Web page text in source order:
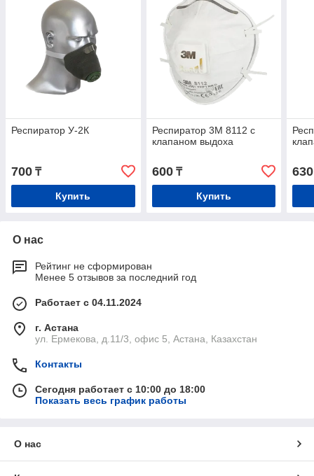
Респиратор У-2К
700 ₸
Купить
Респиратор 3М 8112 с
клапаном выдоха
600₸
Купить
630
О нас
Рейтинг не сформирован
Менее 5 отзывов за последний год
Работает с 04.11.2024
г. Астана
ул. Ермекова, д.11/3, офис 5, Астана, Казахстан
Контакты
Сегодня работает с 10:00 до 18:00
Показать весь график работы
О нас